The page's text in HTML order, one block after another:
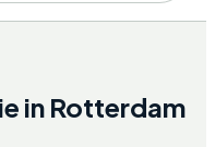
in Rotterdam